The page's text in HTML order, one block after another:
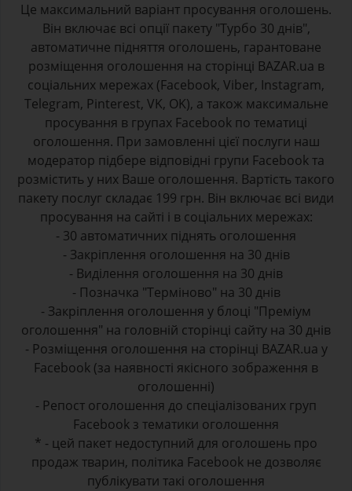
Це максимальний варіант просування оголошень.
Він включає всі опції пакету "Турбо 30 днів",
автоматичне підняття оголошень, гарантоване
розміщення оголошення на сторінці BAZAR.ua в
соціальних мережах (Facebook, Viber, Instagram,
Telegram, Pinterest, VK, OK), а також максимальне
просування в групах Facebook по тематиці
оголошення. При замовленні цієї послуги наш
модератор підбере відповідні групи Facebook та
розмістить у них Ваше оголошення. Вартість такого
пакету послуг складає 199 грн. Він включає всі види
просування на сайті і в соціальних мережах:
- 30 автоматичних піднять оголошення
- Закріплення оголошення на 30 днів
- Виділення оголошення на 30 днів
- Позначка "Терміново" на 30 днів
- Закріплення оголошення у блоці "Преміум
оголошення" на головній сторінці сайту на 30 днів
- Розміщення оголошення на сторінці BAZAR.ua у
Facebook (за наявності якісного зображення в
оголошенні)
- Репост оголошення до спеціалізованих груп
Facebook з тематики оголошення
* - цей пакет недоступний для оголошень про
продаж тварин, політика Facebook не дозволяє
публікувати такі оголошення